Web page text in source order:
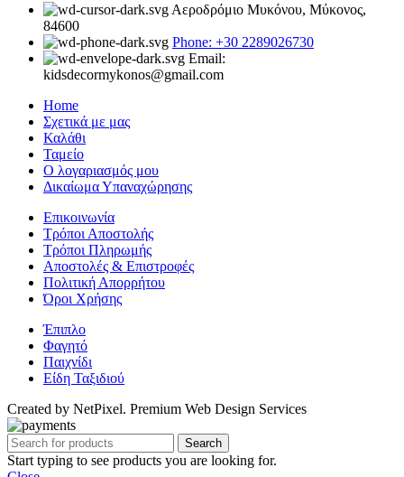
Αεροδρόμιο Μυκόνου, Μύκονος,
84600
Phone: +30 2289026730
Email:
kidsdecormykonos@gmail.com
Home
Σχετικά με μας
Καλάθι
Ταμείο
Ο λογαριασμός μου
Δικαίωμα Υπαναχώρησης
Επικοινωνία
Τρόποι Αποστολής
Τρόποι Πληρωμής
Αποστολές & Επιστροφές
Πολιτική Απορρήτου
Όροι Χρήσης
Έπιπλο
Φαγητό
Παιχνίδι
Είδη Ταξιδιού
Created by NetPixel. Premium Web Design Services
Search
Start typing to see products you are looking for.